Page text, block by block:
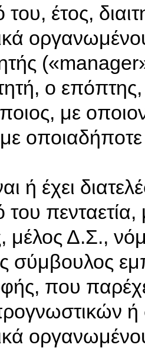
του, έτος,
ο
με
οποιαδήποτε
ή έχει
του
μέλος Δ.Σ.,
σύμβουλος
που